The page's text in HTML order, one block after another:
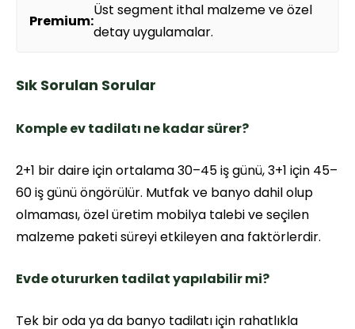
Premium:
Üst segment ithal malzeme ve özel
detay uygulamalar.
Sık Sorulan Sorular
Komple ev tadilatı ne kadar sürer?
2+1 bir daire için ortalama 30–45 iş günü, 3+1 için 45–
60 iş günü öngörülür. Mutfak ve banyo dahil olup
olmaması, özel üretim mobilya talebi ve seçilen
malzeme paketi süreyi etkileyen ana faktörlerdir.
Evde otururken tadilat yapılabilir mi?
Tek bir oda ya da banyo tadilatı için rahatlıkla